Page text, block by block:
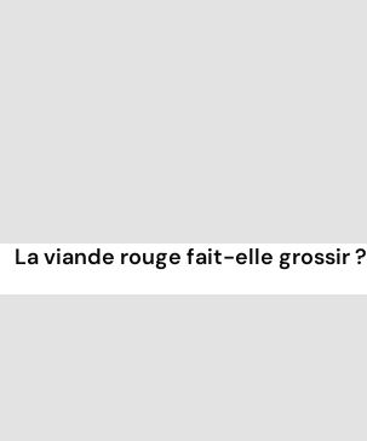
La viande rouge fait-elle grossir ?